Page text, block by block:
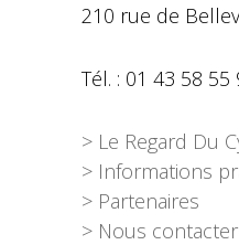
210 rue de
Tél. : 01 43 58 55
> Le Regard Du
> Informations
> Partenaires
> Nous contacter